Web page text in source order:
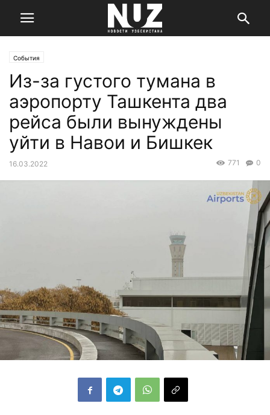
События
Из-за густого тумана в
аэропорту Ташкента два
рейса были вынуждены
уйти в Навои и Бишкек
16.03.2022 0
771